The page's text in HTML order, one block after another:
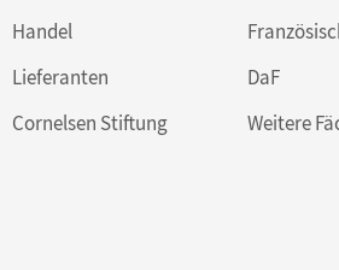
Handel
Lieferanten
Cornelsen Stiftung
DaF
Weitere